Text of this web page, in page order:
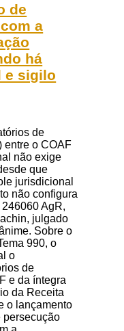
de
a
há
e sigilo
de
entre o COAF
não exige
que
jurisdicional
não configura
246060 AgR,
julgado
Sobre o
990, o
o
de
e da íntegra
da Receita
o lançamento
persecução